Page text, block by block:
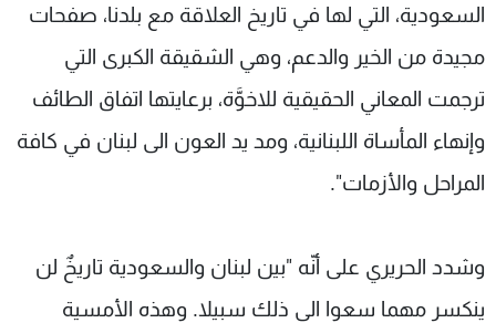
السعودية، التي لها في تاريخ العلاقة مع بلدنا، صفحات
مجيدة من الخير والدعم، وهي الشقيقة الكبرى التي
ترجمت المعاني الحقيقية للاخوَّة، برعايتها اتفاق الطائف
وإنهاء المأساة اللبنانية، ومد يد العون الى لبنان في كافة
المراحل والأزمات".
وشدد الحريري على أنّه "بين لبنان والسعودية تاريخٌ لن
ينكسر مهما سعوا الى ذلك سبيلا. وهذه الأمسية